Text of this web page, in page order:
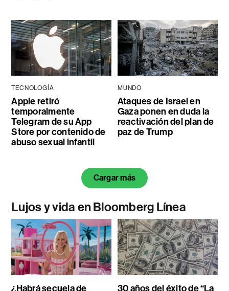
TECNOLOGÍA
Apple retiró
temporalmente
Telegram de su App
Store por contenido de
abuso sexual infantil
MUNDO
Ataques de Israel en
Gaza ponen en duda la
reactivación del plan de
paz de Trump
Cargar más
Lujos y vida en Bloomberg Línea
¿Habrá secuela de
30 años del éxito de “La